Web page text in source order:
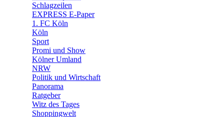
Schlagzeilen
EXPRESS E-Paper
1. FC Köln
Köln
Sport
Promi und Show
Kölner Umland
NRW
Politik und Wirtschaft
Panorama
Ratgeber
Witz des Tages
Shoppingwelt